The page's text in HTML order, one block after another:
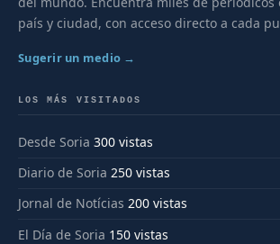
país y ciudad, con acceso directo a cada
Sugerir un medio →
LOS MÁS VISITADOS
Desde Soria 300 vistas
Diario de Soria 250 vistas
Jornal de Notícias 200 vistas
El Día de Soria 150 vistas